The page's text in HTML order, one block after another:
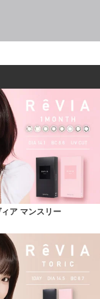
ア マンスリー